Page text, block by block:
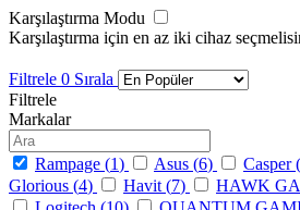
Karşılaştırma Modu
Karşılaştırma için en az iki cihaz
Filtrele 0 Sırala
Filtrele
Markalar
Rampage (1) Asus (6) Casper (
Glorious (4) Havit (7) HAWK